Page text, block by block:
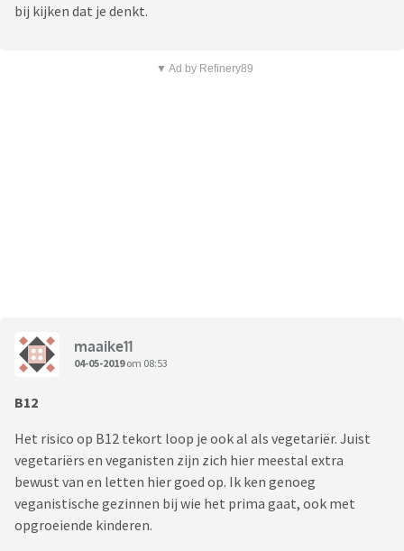
bij kijken dat je denkt.
▼ Ad by Refinery89
maaike11
04-05-2019om 08:53
B12
Het risico op B12 tekort loop je ook al als vegetariër. Juist
vegetariërs en veganisten zijn zich hier meestal extra
bewust van en letten hier goed op. Ik ken genoeg
veganistische gezinnen bij wie het prima gaat, ook met
opgroeiende kinderen.